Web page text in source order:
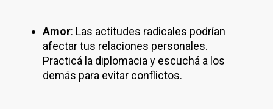
Amor: Las actitudes radicales podrían
afectar tus relaciones personales.
Practicá la diplomacia y escuchá a los
demás para evitar conflictos.